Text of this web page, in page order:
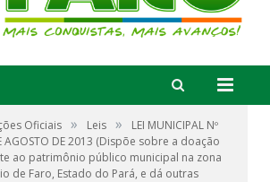
Oficiais » Leis »
LEI MUNICIPAL Nº
AGOSTO DE 2013 (Dispõe sobre a doação
ao patrimônio público municipal na zona
de Faro, Estado do Pará, e dá outras